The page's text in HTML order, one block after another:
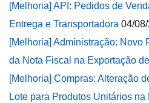
[Melhoria] API: Pedidos de
Entrega e Transportadora 04/
[Melhoria] Administração: Novo
da Nota Fiscal na Exportação
[Melhoria] Compras: Alteração
Lote para Produtos Unitários